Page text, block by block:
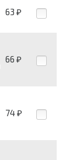
63 ₽
66 ₽
74 ₽